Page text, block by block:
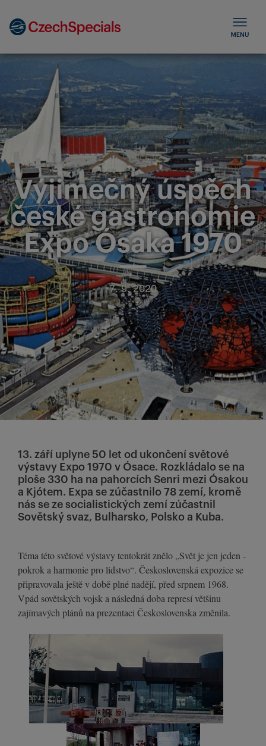
Výjimečný úspěch
české gastronomie
Expo Ósaka 1970
7. 9. 2020
13. září uplyne 50 let od ukončení světové
výstavy Expo 1970 v Ósace. Rozkládalo se na
ploše 330 ha na pahorcích Senri mezi Ósakou
a Kjótem. Expa se zúčastnilo 78 zemí, kromě
nás se ze socialistických zemí zúčastnil
Sovětský svaz, Bulharsko, Polsko a Kuba.
Téma této světové výstavy tentokrát znělo „Svět je jen jeden -
pokrok a harmonie pro lidstvo“. Československá expozice se
připravovala ještě v době plné nadějí, před srpnem 1968.
Vpád sovětských vojsk a následná doba represí většinu
zajímavých plánů na prezentaci Československa změnila.